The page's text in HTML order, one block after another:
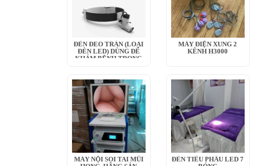
ĐÈN ĐEO TRÁN (LOẠI
ĐÈN LED) DÙNG ĐỂ
KHÁM BỆNH TRONG
MÁY ĐIỆN XUNG 2
KÊNH H3000
MÁY NỘI SOI TAI MŨI
ĐÈN TIỂU PHẪU LED 7